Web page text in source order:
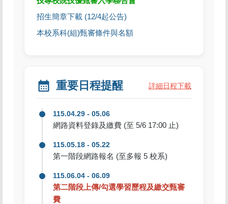
招生簡章下載 (12/4起公告)
本校系科(組)甄審條件與名額
calendar_month 重要日程提醒 詳細日程下載
115.04.29 - 05.06
網路資料登錄及繳費 (至 5/6 17:00 止)
115.05.18 - 05.22
第一階段網路報名 (至多報 5 校系)
115.06.04 - 06.09
第二階段上傳/勾選學習歷程及繳交甄審
費